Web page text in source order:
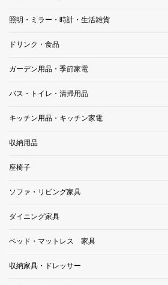
照明・ミラー・時計・生活雑貨
ドリンク・食品
ガーデン用品・季節家電
バス・トイレ・清掃用品
キッチン用品・キッチン家電
収納用品
座椅子
ソファ・リビング家具
ダイニング家具
ベッド・マットレス 家具
収納家具・ドレッサー